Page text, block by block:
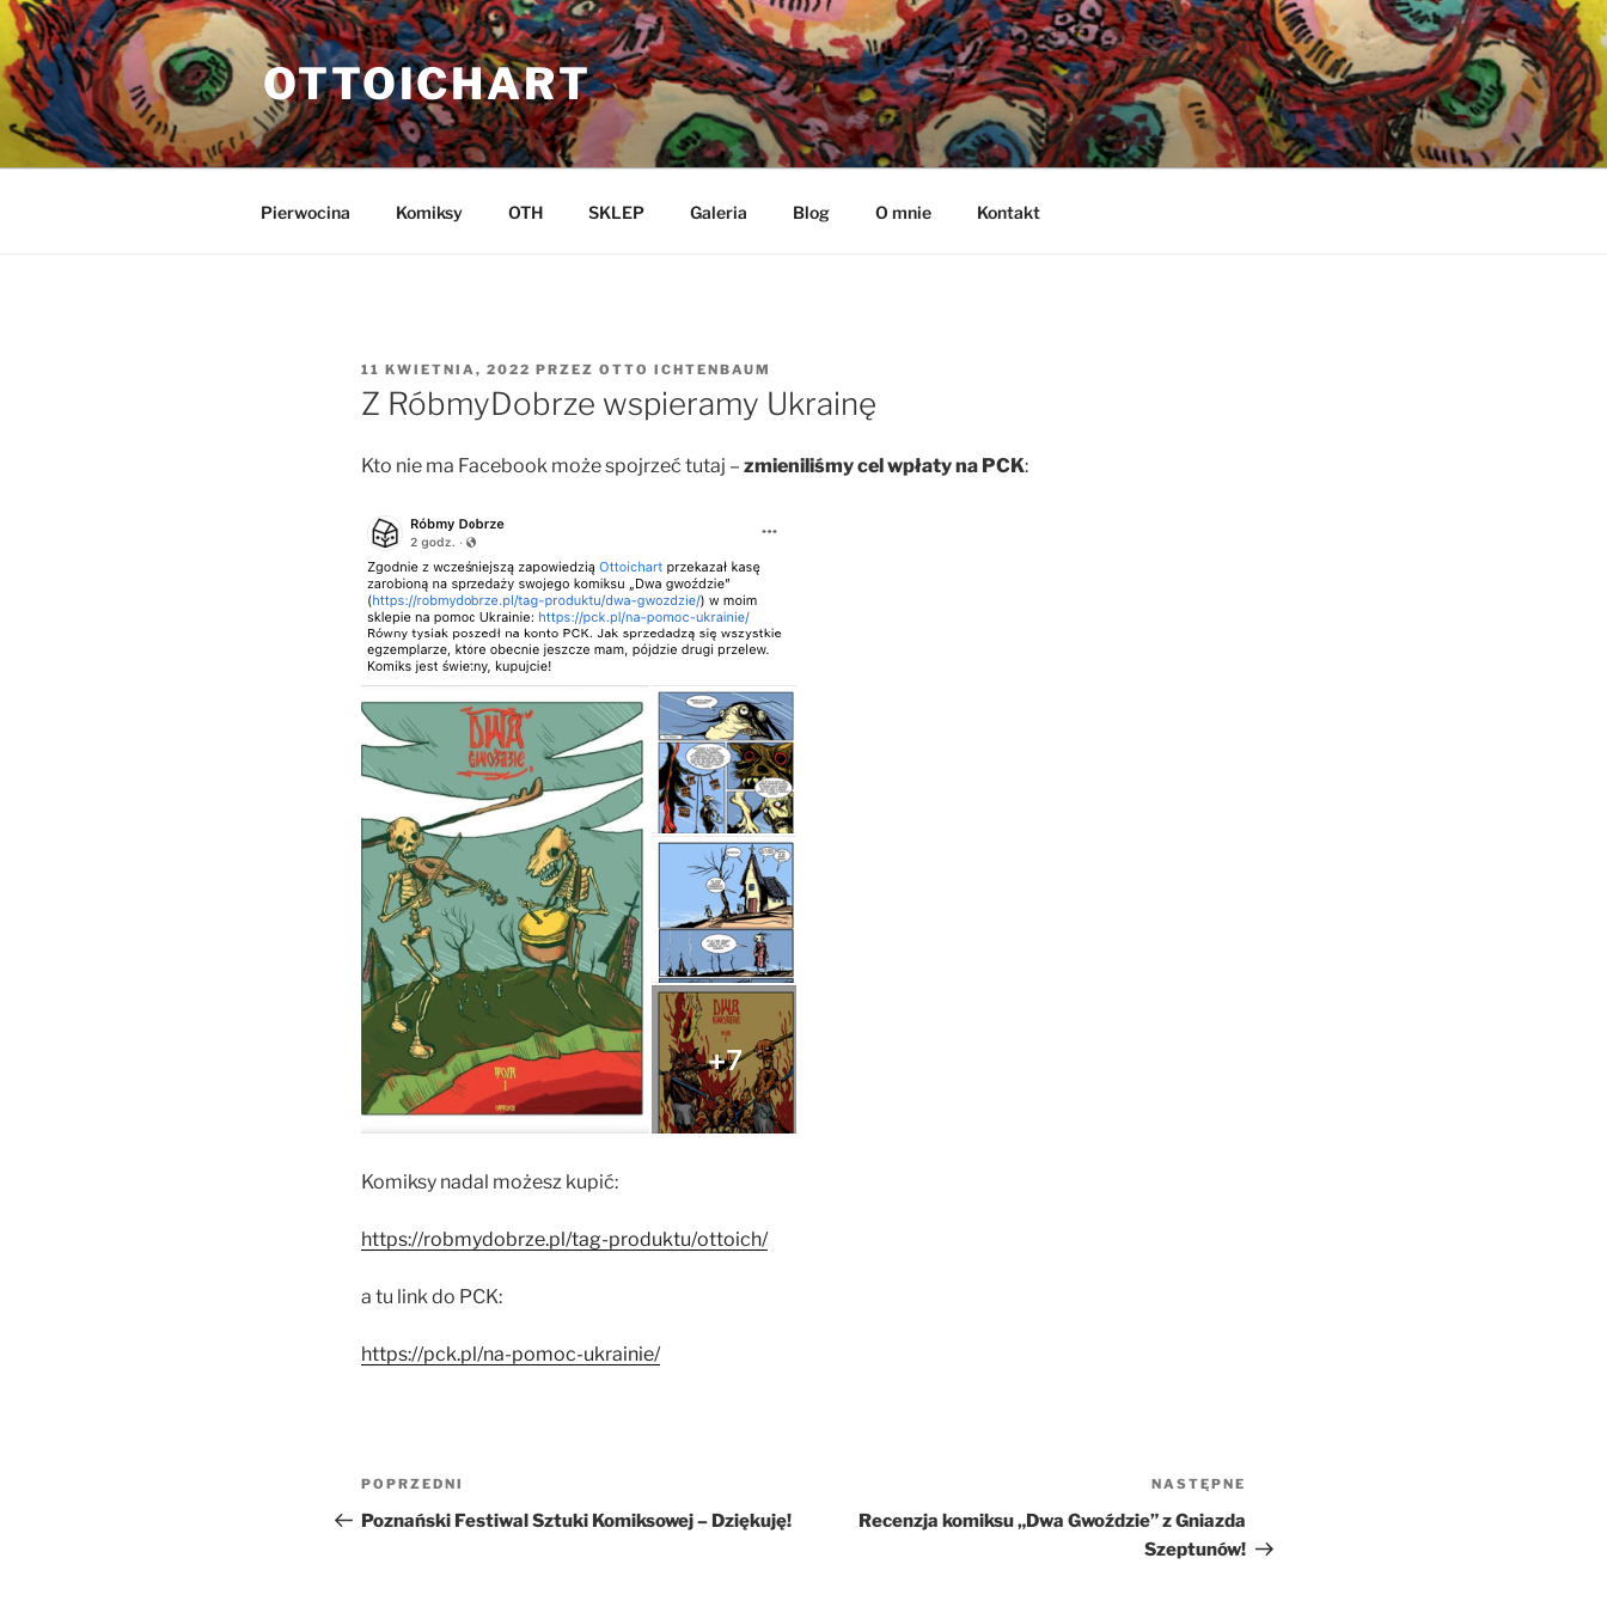
Przejdź
do
treści
OTTOICHART
Pierwocina Komiksy OTH SKLEP Galeria Blog O mnie Kontakt
OPUBLIKOWANE
W
11 KWIETNIA, 2022 PRZEZ OTTO ICHTENBAUM
Z RóbmyDobrze wspieramy Ukrainę
Kto nie ma Facebook może spojrzeć tutaj – zmieniliśmy cel wpłaty na PCK:
Komiksy nadal możesz kupić:
https://robmydobrze.pl/tag-produktu/ottoich/
a tu link do PCK:
https://pck.pl/na-pomoc-ukrainie/
Nawigacja
wpisu
Poprzedni
wpis
POPRZEDNI
Poznański Festiwal Sztuki Komiksowej – Dziękuję!
NASTĘPNE
Recenzja komiksu „Dwa Gwoździe” z Gniazda
Szeptunów!